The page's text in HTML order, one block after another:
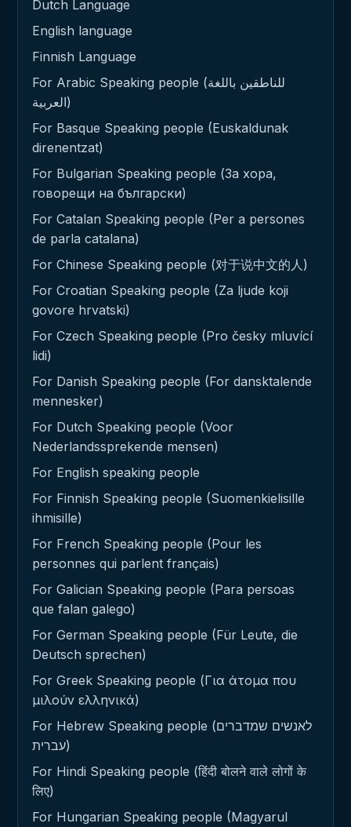
Dutch Language
English language
Finnish Language
For Arabic Speaking people (للناطقين باللغة
العربية)
For Basque Speaking people (Euskaldunak
direnentzat)
For Bulgarian Speaking people (За хора,
говорещи на български)
For Catalan Speaking people (Per a persones
de parla catalana)
For Chinese Speaking people (对于说中文的人)
For Croatian Speaking people (Za ljude koji
govore hrvatski)
For Czech Speaking people (Pro česky mluvící
lidi)
For Danish Speaking people (For dansktalende
mennesker)
For Dutch Speaking people (Voor
Nederlandssprekende mensen)
For English speaking people
For Finnish Speaking people (Suomenkielisille
ihmisille)
For French Speaking people (Pour les
personnes qui parlent français)
For Galician Speaking people (Para persoas
que falan galego)
For German Speaking people (Für Leute, die
Deutsch sprechen)
For Greek Speaking people (Για άτομα που
μιλούν ελληνικά)
For Hebrew Speaking people (לאנשים שמדברים
עברית)
For Hindi Speaking people (हिंदी बोलने वाले लोगों के
लिए)
For Hungarian Speaking people (Magyarul